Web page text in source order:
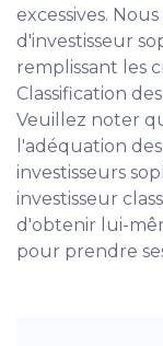
excessives.
d'investisseur
remplissant les
Classification
Veuillez noter
l'adéquation
investisseurs
investisseur
d'obtenir lui-
pour prendre